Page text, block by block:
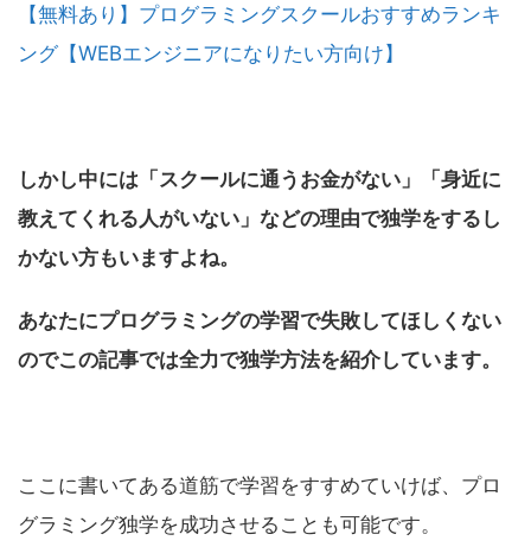
【無料あり】プログラミングスクールおすすめランキ
ング【WEBエンジニアになりたい方向け】
しかし中には「スクールに通うお金がない」「身近に
教えてくれる人がいない」などの理由で独学をするし
かない方もいますよね。
あなたにプログラミングの学習で失敗してほしくない
のでこの記事では全力で独学方法を紹介しています。
ここに書いてある道筋で学習をすすめていけば、プロ
グラミング独学を成功させることも可能です。